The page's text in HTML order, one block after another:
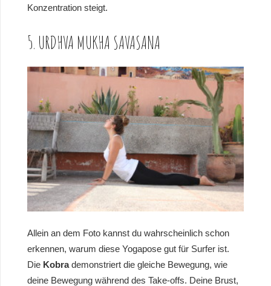
Konzentration steigt.
5. URDHVA MUKHA SAVASANA
Allein an dem Foto kannst du wahrscheinlich schon
erkennen, warum diese Yogapose gut für Surfer ist.
Die Kobrademonstriert die gleiche Bewegung, wie
deine Bewegung während des Take-offs. Deine Brust,